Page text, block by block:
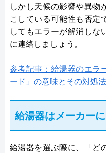
しかし天候の影響や異物
こしている可能性も否定
してもエラーが解消しな
に連絡しましょう。
参考記事：給湯器のエラ
ード」の意味とその対処
給湯器はメーカー
給湯器を選ぶ際に、「ど